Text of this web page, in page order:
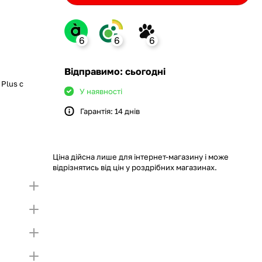
с
6 6
частини платежу та Першого
6
першої частини платежу та Першого
Відправимо: сьогодні
У наявності
Гарантія: 14 днів
Ціна дійсна лише для інтернет-магазину і може
відрізнятись від цін у роздрібних магазинах.